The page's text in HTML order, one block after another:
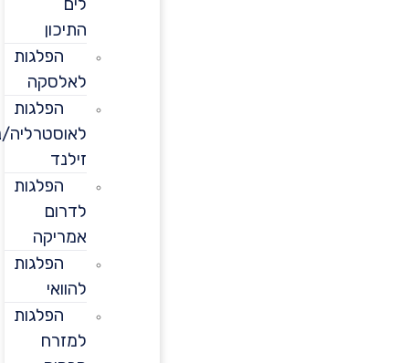
התיכון
הפלגות
לאלסקה
הפלגות
לאוסטרליה/ניו
הפלגות
לדרום
אמריקה
הפלגות
הפלגות
למזרח